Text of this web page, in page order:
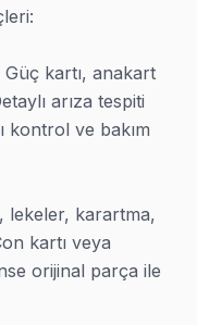
/ 5 — Toplam
6 ay, orijinal parçalar
kartı, anakart
arıza tespiti
kontrol ve bakım
lekeler, karartma,
kartı veya
orijinal parça ile